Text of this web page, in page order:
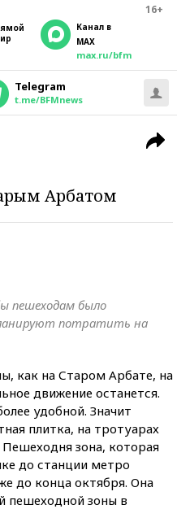
16+
Канал в
MAX
max.ru/bfm
Telegram
t.me/BFMnews
Арбатом
пешеходам было
потратить на
как на Старом Арбате, на
движение останется.
удобной. Значит
плитка, на тротуарах
Пешеходня зона, которая
до станции метро
до конца октября. Она
пешеходной зоны в